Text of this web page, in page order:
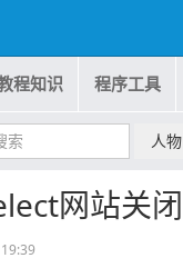
程知识 程序工具
人物
网站关闭